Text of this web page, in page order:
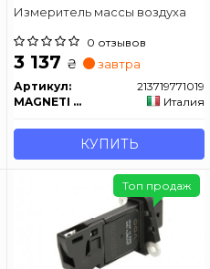
Измеритель массы воздуха
0 отзывов
3 137 ₴ завтра
Артикул:
213719771019
MAGNETI MARELLI
Италия
КУПИТЬ
Топ продаж